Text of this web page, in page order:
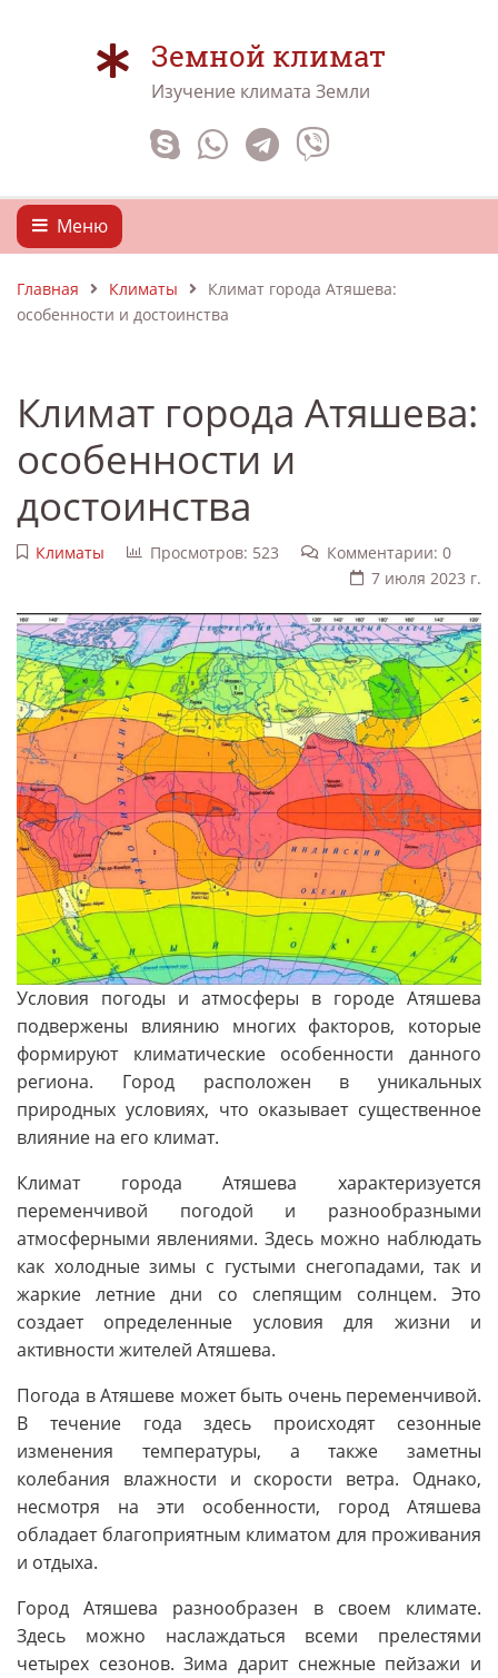
Земной климат
Изучение климата Земли
Меню
Главная Климаты
Климат города Атяшева:
особенности и достоинства
Климат города Атяшева:
особенности и
достоинства
Климаты Просмотров: 523
Комментарии: 0
7 июля 2023 г.
Условия погоды и атмосферы в городе Атяшева
подвержены влиянию многих факторов, которые
формируют климатические особенности данного
региона. Город расположен в уникальных
природных условиях, что оказывает существенное
влияние на его климат.
Климат города Атяшева характеризуется
переменчивой погодой и разнообразными
атмосферными явлениями. Здесь можно наблюдать
как холодные зимы с густыми снегопадами, так и
жаркие летние дни со слепящим солнцем. Это
создает определенные условия для жизни и
активности жителей Атяшева.
Погода в Атяшеве может быть очень переменчивой.
В течение года здесь происходят сезонные
изменения температуры, а также заметны
колебания влажности и скорости ветра. Однако,
несмотря на эти особенности, город Атяшева
обладает благоприятным климатом для проживания
и отдыха.
Город Атяшева разнообразен в своем климате.
Здесь можно наслаждаться всеми прелестями
четырех сезонов. Зима дарит снежные пейзажи и